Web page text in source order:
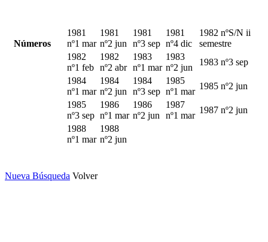
Números
1981
nº1 mar
1981
nº2 jun
1981
nº3 sep
1981
nº4 dic
1982 nºS/N ii
semestre
1982
nº1 feb
1982
nº2 abr
1983
nº1 mar
1983
nº2 jun
1983 nº3 sep
1984
nº1 mar
1984
nº2 jun
1984
nº3 sep
1985
nº1 mar
1985 nº2 jun
1985
nº3 sep
1986
nº1 mar
1986
nº2 jun
1987
nº1 mar
1987 nº2 jun
1988
nº1 mar
1988
nº2 jun
Nueva Búsqueda Volver